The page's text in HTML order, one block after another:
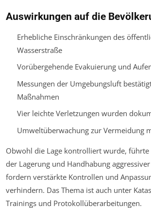
Auswirkungen auf die
Erhebliche Einschränkungen des
Wasserstraße
Vorübergehende Evakuierung und
Messungen der Umgebungsluft
Maßnahmen
Vier leichte Verletzungen wurden
Umweltüberwachung zur Vermeidung
Obwohl die Lage kontrolliert wurde,
der Lagerung und Handhabung
fordern verstärkte Kontrollen und
verhindern. Das Thema ist auch unter
Trainings und Protokollüberarbeitungen.